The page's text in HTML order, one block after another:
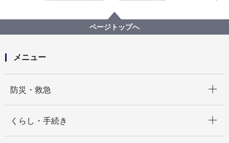
地域公共交通を「増やす」取組
（旧制度：令和６年度まで）横浜市地域交通サポート
事業
ページトップへ
メニュー
防災・救急
くらし・手続き